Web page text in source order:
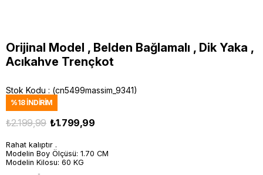
Orijinal Model , Belden Bağlamalı , Dik Yaka ,
Acıkahve Trençkot
Stok Kodu (cn5499massim_9341)
%18İNDIRIM
₺2.199,99 ₺1.799,99
Rahat kalıptır .
Modelin Boy Ölçüsü: 1.70 CM
Modelin Kilosu: 60 KG